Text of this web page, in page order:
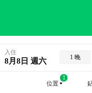
入住
8月8日 週六 1 晚
位置
1